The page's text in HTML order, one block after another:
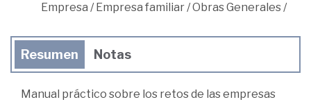
Empresa / Empresa familiar/Obras Generales/
Resumen Notas
Manual práctico sobre los retos de las empresas